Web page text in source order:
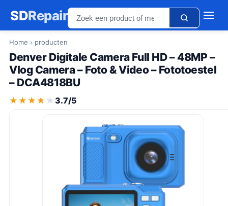
SDRepair
Home › producten
Denver Digitale Camera Full HD – 48MP –
Vlog Camera – Foto & Video – Fototoestel
– DCA4818BU
★★★★★
★★★★★ 3.7/5